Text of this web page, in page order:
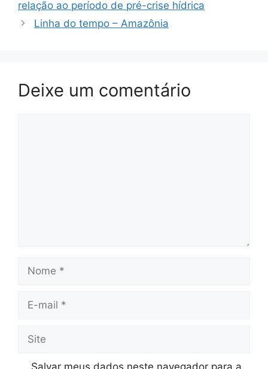
relação ao período de pré-crise hídrica
Linha do tempo – Amazônia
Deixe um comentário